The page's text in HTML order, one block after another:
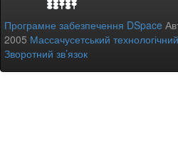
Програмне забезпечення DSpace
2005 Массачусетський
Зворотний зв’язок